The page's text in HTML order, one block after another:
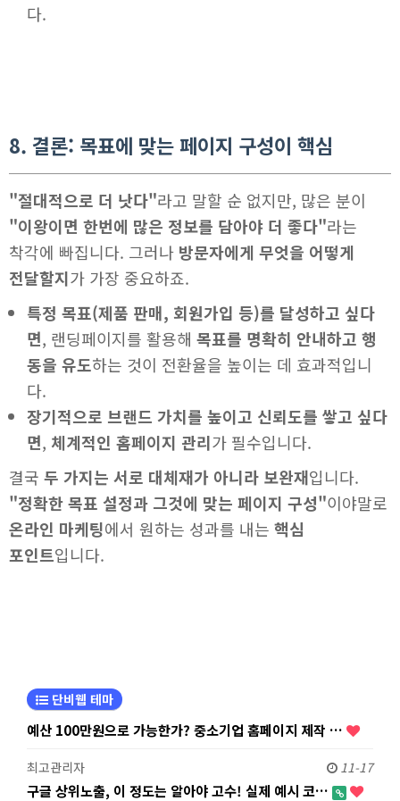
다.
8. 결론: 목표에 맞는 페이지 구성이 핵심
"절대적으로 더 낫다"라고 말할 순 없지만, 많은 분이
"이왕이면 한번에 많은 정보를 담아야 더 좋다"라는
착각에 빠집니다. 그러나 방문자에게 무엇을 어떻게
전달할지가 가장 중요하죠.
특정 목표(제품 판매, 회원가입 등)를 달성하고 싶다
면, 랜딩페이지를 활용해 목표를 명확히 안내하고 행
동을 유도하는 것이 전환율을 높이는 데 효과적입니
다.
장기적으로 브랜드 가치를 높이고 신뢰도를 쌓고 싶다
면, 체계적인 홈페이지 관리가 필수입니다.
결국 두 가지는 서로 대체재가 아니라 보완재입니다.
"정확한 목표 설정과 그것에 맞는 페이지 구성"이야말로
온라인 마케팅에서 원하는 성과를 내는 핵심
포인트입니다.
단비웹 테마
예산 100만원으로 가능한가? 중소기업 홈페이지 제작 …
최고관리자 11-17
구글 상위노출, 이 정도는 알아야 고수! 실제 예시 코…